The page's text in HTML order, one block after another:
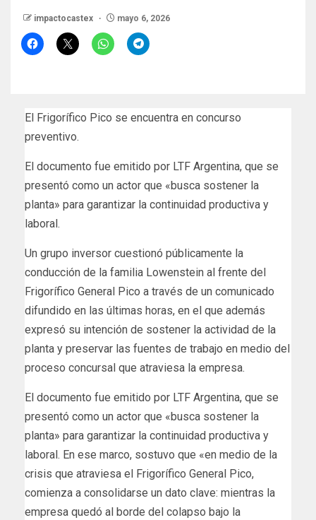
impactocastex mayo 6, 2026
El Frigorífico Pico se encuentra en concurso
preventivo.
El documento fue emitido por LTF Argentina, que se
presentó como un actor que «busca sostener la
planta» para garantizar la continuidad productiva y
laboral.
Un grupo inversor cuestionó públicamente la
conducción de la familia Lowenstein al frente del
Frigorífico General Pico a través de un comunicado
difundido en las últimas horas, en el que además
expresó su intención de sostener la actividad de la
planta y preservar las fuentes de trabajo en medio del
proceso concursal que atraviesa la empresa.
El documento fue emitido por LTF Argentina, que se
presentó como un actor que «busca sostener la
planta» para garantizar la continuidad productiva y
laboral. En ese marco, sostuvo que «en medio de la
crisis que atraviesa el Frigorífico General Pico,
comienza a consolidarse un dato clave: mientras la
empresa quedó al borde del colapso bajo la